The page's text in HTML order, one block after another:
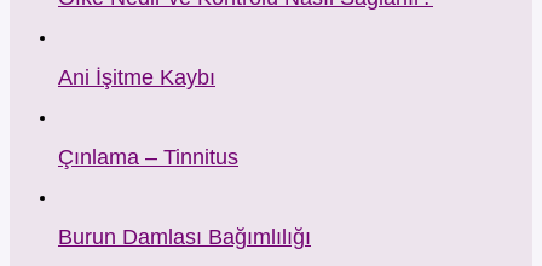
Ani İşitme Kaybı
Çınlama – Tinnitus
Burun Damlası Bağımlılığı